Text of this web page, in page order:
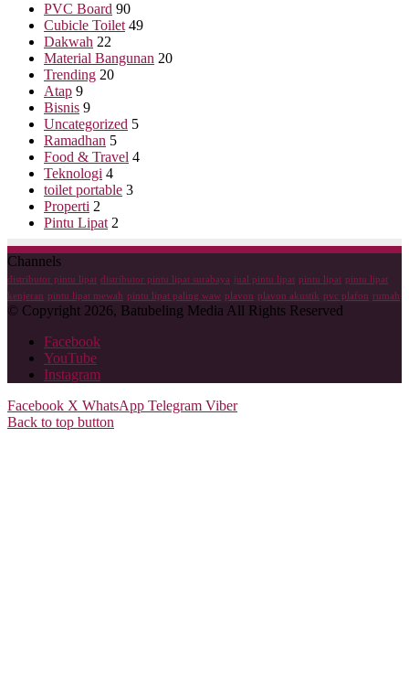
PVC Board 90
Cubicle Toilet 49
Dakwah 22
Material Bangunan 20
Trending 20
Atap 9
Bisnis 9
Uncategorized 5
Ramadhan 5
Food & Travel 4
Teknologi 4
toilet portable 3
Properti 2
Pintu Lipat 2
Channels
distributor pintu lipat distributor pintu lipat surabaya jual pintu lipat pintu lipat pintu lipat
kenjeran pintu lipat mewah pintu lipat paling waw plavon plavon akustik pvc plafon rumah
© Copyright 2026, Batubeling Media All Rights Reserved
Facebook
YouTube
Instagram
Facebook X WhatsApp Telegram Viber
Back to top button